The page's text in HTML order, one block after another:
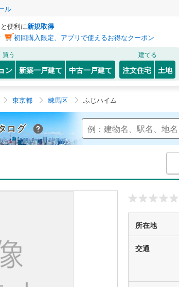
ル
便利に新規取得
初回購入限定、アプリで使えるお得なクーポン
買う
ン 新築一戸建て 中古一戸建て
建てる
注文住宅 土地
東京都 練馬区 ふじハイム
Yahoo!不動産 マンションカタログ
所在地
交通